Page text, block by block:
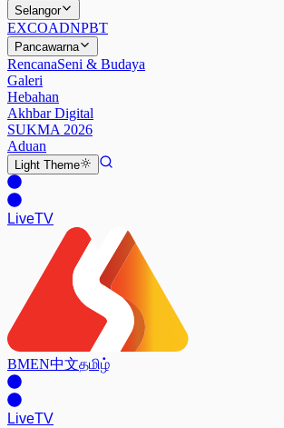
Selangor
EXCOADNPBT
Pancawarna
RencanaSeni & Budaya
Galeri
Hebahan
Akhbar Digital
SUKMA 2026
Aduan
Light Theme
LiveTV
BMEN中文தமிழ்
LiveTV